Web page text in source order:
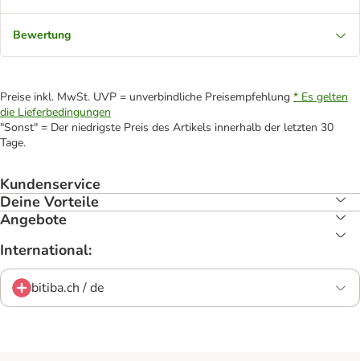
Bewertung
Preise inkl. MwSt. UVP = unverbindliche Preisempfehlung * Es gelten
die Lieferbedingungen
"Sonst" = Der niedrigste Preis des Artikels innerhalb der letzten 30
Tage.
Kundenservice
Deine Vorteile
Angebote
International:
bitiba.ch / de